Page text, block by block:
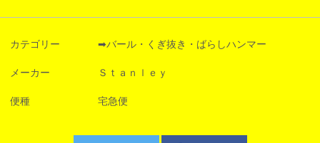
カテゴリー ➡バール・くぎ抜き・ばらしハンマー
メーカー Ｓｔａｎｌｅｙ
便種 宅急便